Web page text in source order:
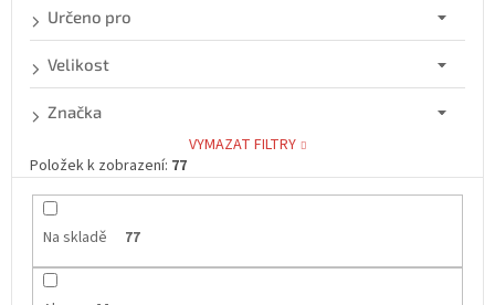
Na skladě 77
Určeno pro
Velikost
Značka
VYMAZAT FILTRY
Položek k zobrazení: 77